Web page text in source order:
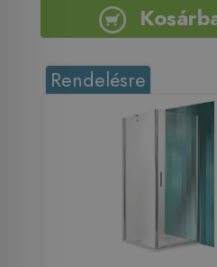
Rendelésre